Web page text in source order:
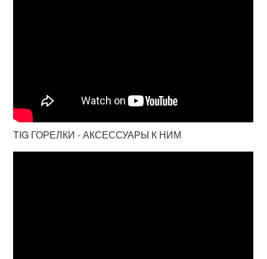
TIG ГОРЕЛКИ - АКСЕССУАРЫ К НИМ